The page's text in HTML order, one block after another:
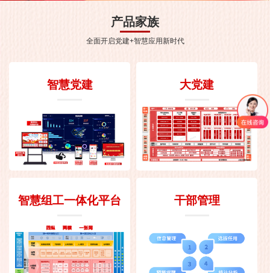
产品家族
全面开启党建+智慧应用新时代
智慧党建 大党建
智慧组工一体化平台 干部管理